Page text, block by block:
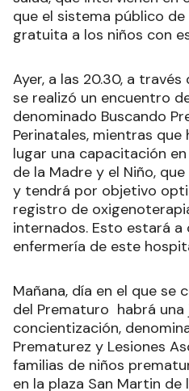
que el sistema público
gratuita a los niños con
Ayer, a las 20.30, a
se realizó un encuentro
denominado Buscando
Perinatales, mientras
lugar una capacitación
de la Madre y el Niño,
y tendrá por objetivo
registro de
internados. Esto estará
enfermería de este
Mañana, día en el que se
del Prematuro habrá una
concientización,
Prematurez y Lesiones
familias de niños
en la plaza San Martin de